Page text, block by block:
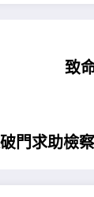
致
門求助檢